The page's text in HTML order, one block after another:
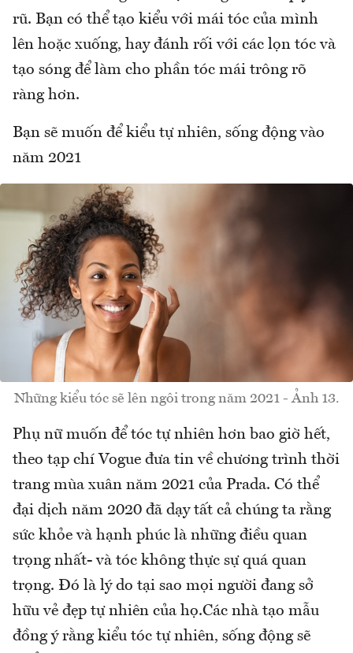
rũ. Bạn có thể tạo kiểu với mái tóc của mình
lên hoặc xuống, hay đánh rối với các lọn tóc và
tạo sóng để làm cho phần tóc mái trông rõ
ràng hơn.
Bạn sẽ muốn để kiểu tự nhiên, sống động vào
năm 2021
Những kiểu tóc sẽ lên ngôi trong năm 2021 - Ảnh 13.
Phụ nữ muốn để tóc tự nhiên hơn bao giờ hết,
theo tạp chí Vogue đưa tin về chương trình thời
trang mùa xuân năm 2021 của Prada. Có thể
đại dịch năm 2020 đã dạy tất cả chúng ta rằng
sức khỏe và hạnh phúc là những điều quan
trọng nhất- và tóc không thực sự quá quan
trọng. Đó là lý do tại sao mọi người đang sở
hữu vẻ đẹp tự nhiên của họ.Các nhà tạo mẫu
đồng ý rằng kiểu tóc tự nhiên, sống động sẽ